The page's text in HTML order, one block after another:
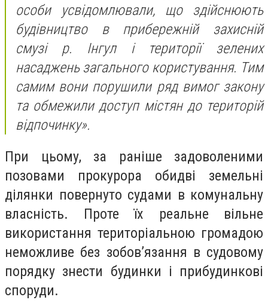
особи усвідомлювали, що здійснюють
будівництво в прибережній захисній
смузі р. Інгул і території зелених
насаджень загального користування. Тим
самим вони порушили ряд вимог закону
та обмежили доступ містян до територій
відпочинку».
При цьому, за раніше задоволеними
позовами прокурора обидві земельні
ділянки повернуто судами в комунальну
власність. Проте їх реальне вільне
використання територіальною громадою
неможливе без зобов’язання в судовому
порядку знести будинки і прибудинкові
споруди.